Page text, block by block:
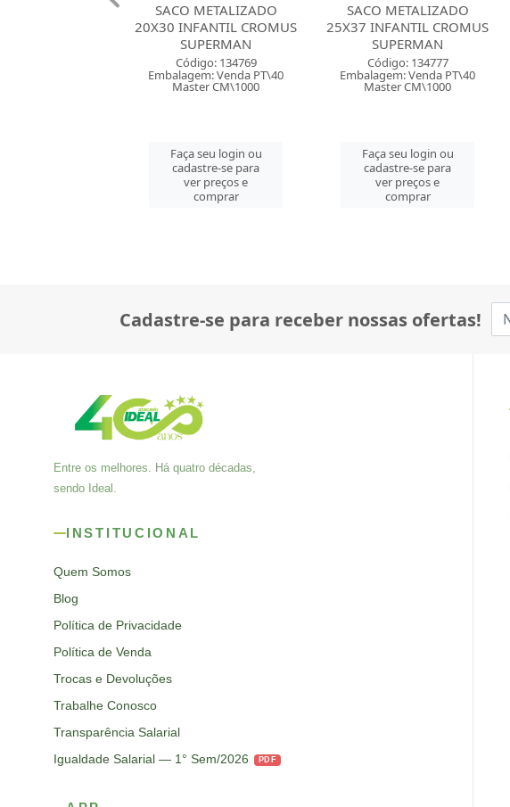
SACO METALIZADO
25X37 INFANTIL CROMUS
SUPERMAN
Código: 134777
Embalagem: Venda PT\40
Master CM\1000
Faça seu login ou
cadastre-se para
ver preços e
comprar
SACO METALIZADO
25X37 INFANTIL CROMUS
BATMAN
Código: 134783
Embalagem: Venda PT\40
Master CM\1000
Faça seu login ou
cadastre-se para
ver preços e
comprar
Cadastre-se para receber nossas ofertas!
Entre os melhores. Há quatro décadas,
sendo Ideal.
INSTITUCIONAL
Quem Somos
Blog
Política de Privacidade
Política de Venda
Trocas e Devoluções
Trabalhe Conosco
Transparência Salarial
Igualdade Salarial — 1° Sem/2026
PDF